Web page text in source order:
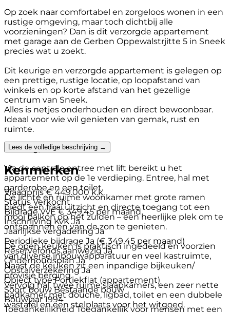
Op zoek naar comfortabel en zorgeloos wonen in een
rustige omgeving, maar toch dichtbij alle
voorzieningen? Dan is dit verzorgde appartement
met garage aan de Gerben Oppewalstrjitte 5 in Sneek
precies wat u zoekt.
Dit keurige en verzorgde appartement is gelegen op
een prettige, rustige locatie, op loopafstand van
winkels en op korte afstand van het gezellige
centrum van Sneek.
Alles is netjes onderhouden en direct bewoonbaar.
Ideaal voor wie wil genieten van gemak, rust en
ruimte.
Indeling;
Via de centrale entree met lift bereikt u het
appartement op de 1e verdieping. Entree, hal met
garderobe en een toilet.
De lichte en ruime woonkamer met grote ramen
biedt een fraai uitzicht en directe toegang tot een
mooi balkon op het zuiden – een heerlijke plek om te
ontspannen en van de zon te genieten.
De open keuken is praktisch ingedeeld en voorzien
van diverse inbouwapparatuur en veel kastruimte,
Naast de keuken zit een inpandige bijkeuken/
provisie berging.
Vervolg hal, twee ruime slaapkamers, een zeer nette
badkamer met douche, ligbad, toilet en een dubbele
wastafel en een stelplaats voor het witgoed.
Lees de volledige beschrijving →
Kenmerken
Vraagprijs € 449.000 k.k.
Status Verkocht
Bijdrage VvE € 349,45 per maand
Inschrijving KvK Ja
Jaarlijkse vergadering Ja
Periodieke bijdrage Ja (€ 349,45 per maand)
Reservefonds aanwezig Ja
Onderhoudsplan Ja
Opstalverzekering Ja
Object type Portiekflat (appartement)
Soort bouw Bestaande bouw
Bouwjaar 1994
Toegankelijkheid Toegankelijk voor mensen met een